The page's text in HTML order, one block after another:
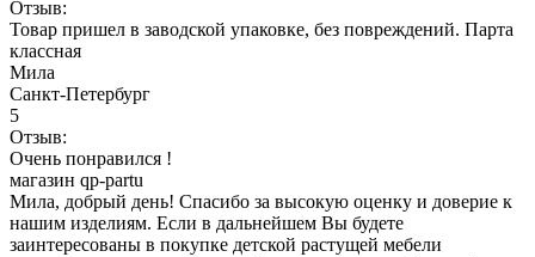
Отзыв:
Товар пришел в заводской упаковке, без повреждений. Парта
классная
Мила
Санкт-Петербург
5
Отзыв:
Очень понравился !
магазин qp-partu
Мила, добрый день! Спасибо за высокую оценку и доверие к
нашим изделиям. Если в дальнейшем Вы будете
заинтересованы в покупке детской растущей мебели